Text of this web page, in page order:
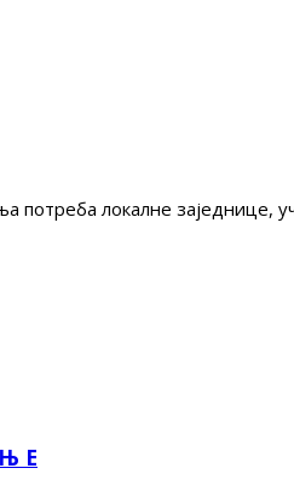
потреба локалне заједнице,
Е